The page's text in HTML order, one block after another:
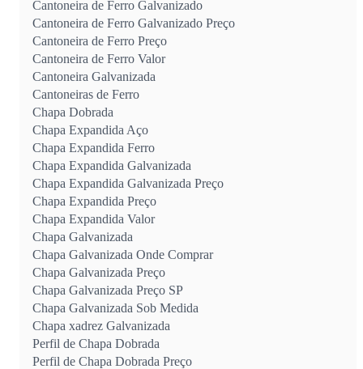
Cantoneira de Ferro Galvanizado
Cantoneira de Ferro Galvanizado Preço
Cantoneira de Ferro Preço
Cantoneira de Ferro Valor
Cantoneira Galvanizada
Cantoneiras de Ferro
Chapa Dobrada
Chapa Expandida Aço
Chapa Expandida Ferro
Chapa Expandida Galvanizada
Chapa Expandida Galvanizada Preço
Chapa Expandida Preço
Chapa Expandida Valor
Chapa Galvanizada
Chapa Galvanizada Onde Comprar
Chapa Galvanizada Preço
Chapa Galvanizada Preço SP
Chapa Galvanizada Sob Medida
Chapa xadrez Galvanizada
Perfil de Chapa Dobrada
Perfil de Chapa Dobrada Preço